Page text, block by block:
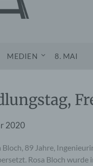
MEDIEN 8. MAI
2020
89 Jahre,
Rosa Bloch